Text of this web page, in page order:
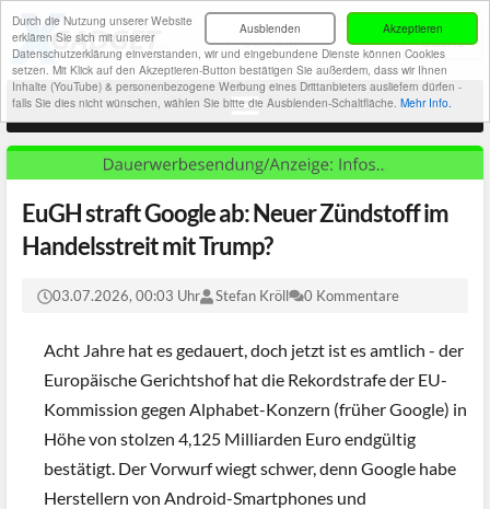
Akzeptieren
Ausblenden
Durch die Nutzung unserer Website
erklären Sie sich mit unserer
Datenschutzerklärung einverstanden, wir und eingebundene Dienste können Cookies
setzen. Mit Klick auf den Akzeptieren-Button bestätigen Sie außerdem, dass wir Ihnen
Inhalte (YouTube) & personenbezogene Werbung eines Drittanbieters ausliefern dürfen -
falls Sie dies nicht wünschen, wählen Sie bitte die Ausblenden-Schaltfläche. Mehr Info.
EuGH straft Google ab: Neuer Zündstoff im
Handelsstreit mit Trump?
03.07.2026, 00:03 Uhr Stefan Kröll 0 Kommentare
Acht Jahre hat es gedauert, doch jetzt ist es amtlich - der
Europäische Gerichtshof hat die Rekordstrafe der EU-
Kommission gegen Alphabet-Konzern (früher Google) in
Höhe von stolzen 4,125 Milliarden Euro endgültig
bestätigt. Der Vorwurf wiegt schwer, denn Google habe
Herstellern von Android-Smartphones und